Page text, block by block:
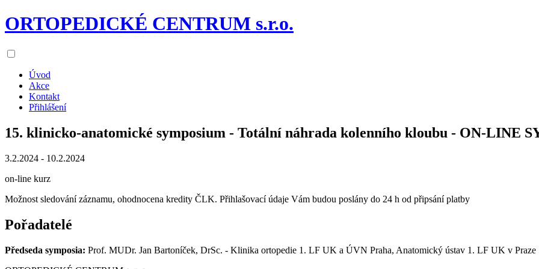
ORTOPEDICKÉ CENTRUM s.r.o.
Úvod
Akce
Kontakt
Přihlášení
15. klinicko-anatomické symposium - Totální náhrada kolenního kloubu - ON-LINE
3.2.2024 - 10.2.2024
on-line kurz
Možnost sledování záznamu, ohodnocena kredity ČLK. Přihlašovací údaje Vám budou poslány do 24 h od připsání platby
Pořadatelé
Předseda symposia: Prof. MUDr. Jan Bartoníček, DrSc. - Klinika ortopedie 1. LF UK a ÚVN Praha, Anatomický ústav 1. LF UK v Praze